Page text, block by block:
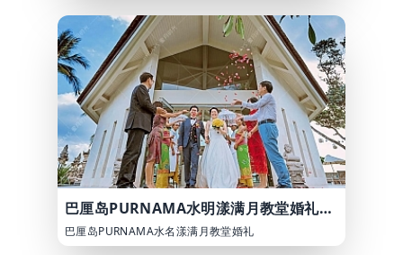
巴厘岛PURNAMA水明漾满月教堂婚礼婚纱照
巴厘岛PURNAMA水名漾满月教堂婚礼